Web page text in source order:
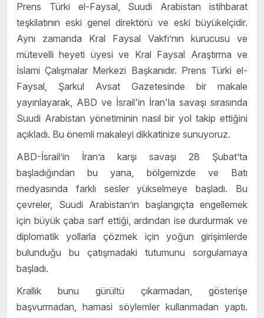
Prens Türki el-Faysal, Suudi Arabistan istihbarat
teşkilatının eski genel direktörü ve eski büyükelçidir.
Aynı zamanda Kral Faysal Vakfı’nın kurucusu ve
mütevelli heyeti üyesi ve Kral Faysal Araştırma ve
İslami Çalışmalar Merkezi Başkanıdır. Prens Türki el-
Faysal, Şarkul Avsat Gazetesinde bir makale
yayınlayarak, ABD ve İsrail'in İran'la savaşı sırasında
Suudi Arabistan yönetiminin nasıl bir yol takip ettiğini
açıkladı. Bu önemli makaleyi dikkatinize sunuyoruz.
ABD-İsrail’in İran’a karşı savaşı 28 Şubat’ta
başladığından bu yana, bölgemizde ve Batı
medyasında farklı sesler yükselmeye başladı. Bu
çevreler, Suudi Arabistan’ın başlangıçta engellemek
için büyük çaba sarf ettiği, ardından ise durdurmak ve
diplomatik yollarla çözmek için yoğun girişimlerde
bulunduğu bu çatışmadaki tutumunu sorgulamaya
başladı.
Krallık bunu gürültü çıkarmadan, gösterişe
başvurmadan, hamasi söylemler kullanmadan yaptı.